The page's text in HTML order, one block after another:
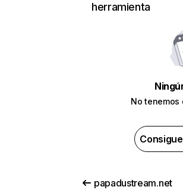
herramienta
No tenemos
papadustream.net